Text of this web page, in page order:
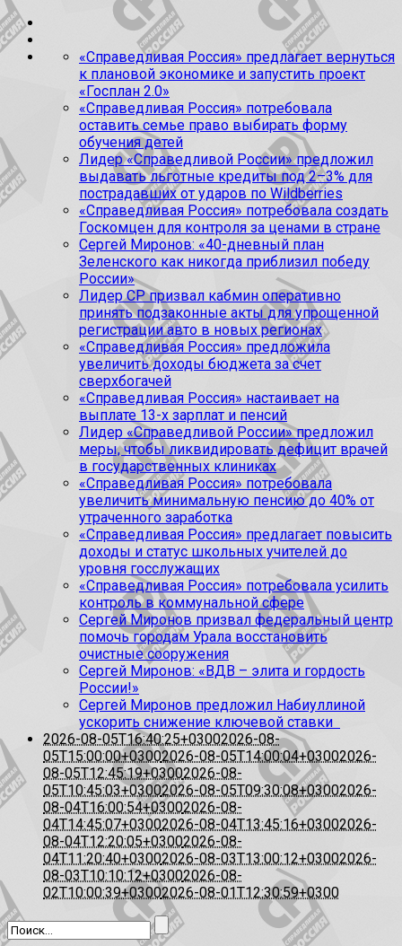
«Справедливая Россия» предлагает вернуться
к плановой экономике и запустить проект
«Госплан 2.0»
«Справедливая Россия» потребовала
оставить семье право выбирать форму
обучения детей
Лидер «Справедливой России» предложил
выдавать льготные кредиты под 2–3% для
пострадавших от ударов по Wildberries
«Справедливая Россия» потребовала создать
Госкомцен для контроля за ценами в стране
Сергей Миронов: «40-дневный план
Зеленского как никогда приблизил победу
России»
Лидер СР призвал кабмин оперативно
принять подзаконные акты для упрощенной
регистрации авто в новых регионах
«Справедливая Россия» предложила
увеличить доходы бюджета за счет
сверхбогачей
«Справедливая Россия» настаивает на
выплате 13-х зарплат и пенсий
Лидер «Справедливой России» предложил
меры, чтобы ликвидировать дефицит врачей
в государственных клиниках
«Справедливая Россия» потребовала
увеличить минимальную пенсию до 40% от
утраченного заработка
«Справедливая Россия» предлагает повысить
доходы и статус школьных учителей до
уровня госслужащих
«Справедливая Россия» потребовала усилить
контроль в коммунальной сфере
Сергей Миронов призвал федеральный центр
помочь городам Урала восстановить
очистные сооружения
Сергей Миронов: «ВДВ – элита и гордость
России!»
Сергей Миронов предложил Набиуллиной
ускорить снижение ключевой ставки
2026-08-05T16:40:25+03002026-08-
05T15:00:00+03002026-08-05T14:00:04+03002026-
08-05T12:45:19+03002026-08-
05T10:45:03+03002026-08-05T09:30:08+03002026-
08-04T16:00:54+03002026-08-
04T14:45:07+03002026-08-04T13:45:16+03002026-
08-04T12:20:05+03002026-08-
04T11:20:40+03002026-08-03T13:00:12+03002026-
08-03T10:10:12+03002026-08-
02T10:00:39+03002026-08-01T12:30:59+0300